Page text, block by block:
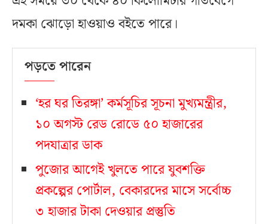
দমকা ঝোড়ো হাওয়াও বইতে পারে।
পড়তে পারেন
‘হর ঘর তিরঙ্গা’ কর্মসূচির সূচনা মুখ্যমন্ত্রীর,
১০ অগস্ট রেড রোডে ৫০ হাজারের
পদযাত্রার ডাক
পুজোর আগেই খুলতে পারে যুবশক্তি
প্রকল্পের পোর্টাল, বেকারদের মাসে সর্বোচ্চ
৩ হাজার টাকা দেওয়ার প্রস্তুতি